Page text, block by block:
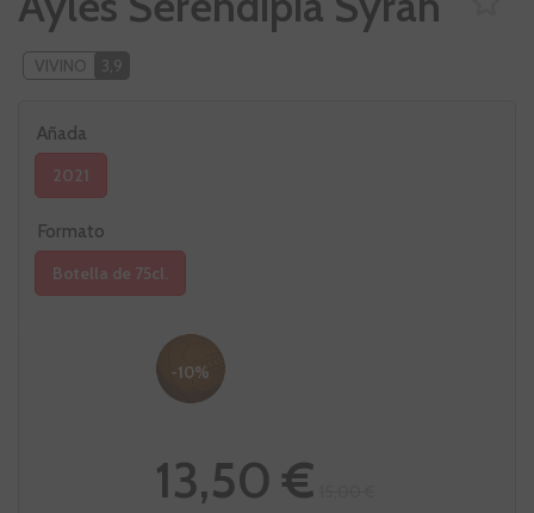
VIVINO 3,9
Añada
2021
Formato
Botella de 75cl.
-10%
13,50 €